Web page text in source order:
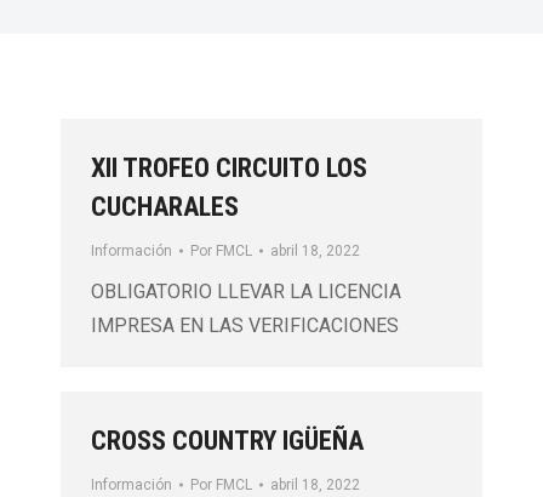
XII TROFEO CIRCUITO LOS
CUCHARALES
Información Por FMCL abril 18, 2022
OBLIGATORIO LLEVAR LA LICENCIA
IMPRESA EN LAS VERIFICACIONES
CROSS COUNTRY IGÜEÑA
Información Por FMCL abril 18, 2022